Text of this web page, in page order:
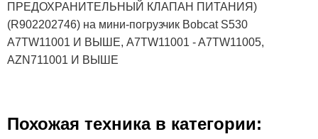
ПРЕДОХРАНИТЕЛЬНЫЙ КЛАПАН ПИТАНИЯ)
(R902202746) на мини-погрузчик Bobcat S530
A7TW11001 И ВЫШЕ, A7TW11001 - A7TW11005,
AZN711001 И ВЫШЕ
Похожая техника в категории: